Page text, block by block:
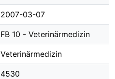
2007-03-07
FB 10 - Veterinärmedizin
Veterinärmedizin
4530